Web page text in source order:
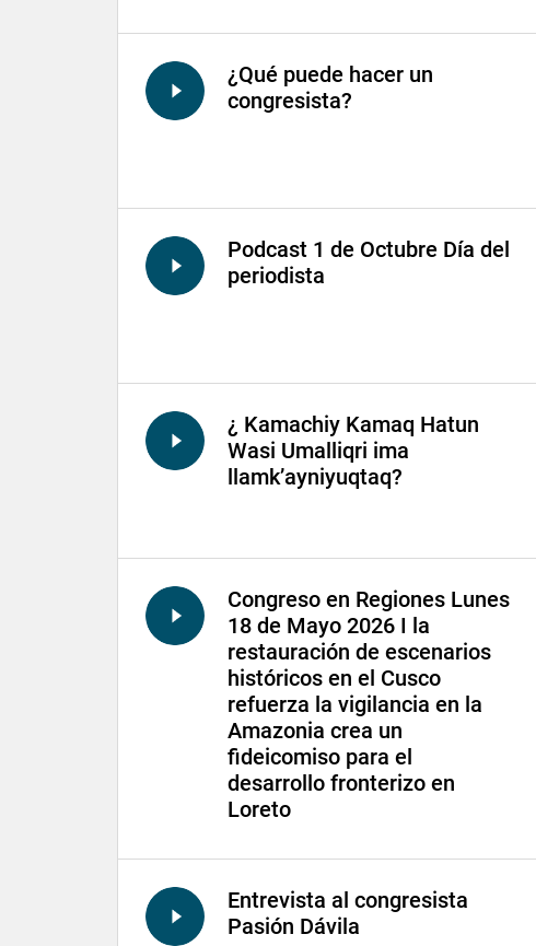
¿Qué puede hacer un
congresista?
Podcast 1 de Octubre Día del
periodista
¿ Kamachiy Kamaq Hatun
Wasi Umalliqri ima
llamk’ayniyuqtaq?
Congreso en Regiones Lunes
18 de Mayo 2026 I la
restauración de escenarios
históricos en el Cusco
refuerza la vigilancia en la
Amazonia crea un
fideicomiso para el
desarrollo fronterizo en
Loreto
Entrevista al congresista
Pasión Dávila